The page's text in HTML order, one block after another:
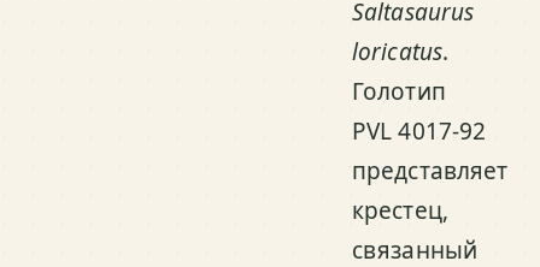
Saltasaurus
loricatus.
Голотип
PVL 4017-92
представляет
крестец,
связанный